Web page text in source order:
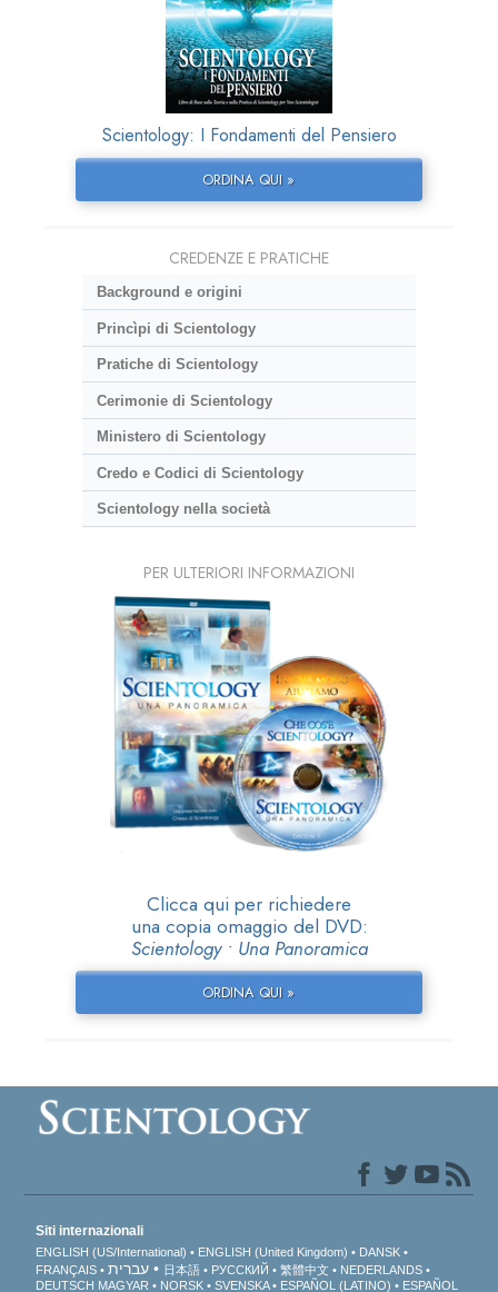
Scientology: I Fondamenti del Pensiero
ORDINA QUI »
CREDENZE E PRATICHE
Background e origini
Princìpi di Scientology
Pratiche di Scientology
Cerimonie di Scientology
Ministero di Scientology
Credo e Codici di Scientology
Scientology nella società
PER ULTERIORI INFORMAZIONI
Clicca qui per richiedere
una copia omaggio del DVD:
Scientology • Una Panoramica
ORDINA QUI »
Siti internazionali
ENGLISH (US/International) ENGLISH (United Kingdom)
DANSK
FRANÇAIS
עברית 日本語 РУССКИЙ 繁體中文
NEDERLANDS
DEUTSCH MAGYAR NORSK SVENSKA ESPAÑOL (LATINO) ESPAÑOL